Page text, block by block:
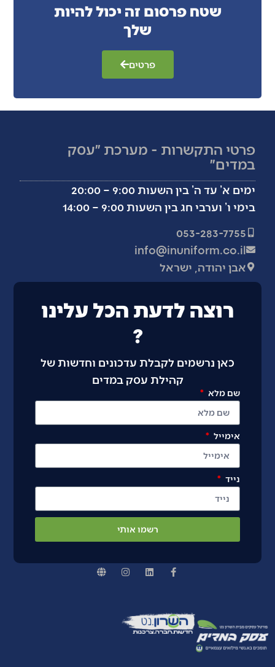
שטח פרסום זה יכול להיות
שלך
פרטים
פרטי התקשרות - מערכת ״עסק
במדים״
ימים א’ עד ה’ בין השעות 9:00 – 20:00
בימי ו’ וערבי חג בין השעות 9:00 – 14:00
053-283-7755
info@inuniform.co.il
אבן יהודה, ישראל
רוצה לדעת הכל עלינו
?
כאן נרשמים לקבלת עדכונים וחדשות של
קהילת עסק במדים
שם מלא
אימייל
נייד
רשמו אותי